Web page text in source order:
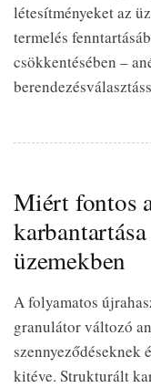
létesítményeket az
termelés
csökkentésében –
Miért fontos
üzemekben
A folyamatos
granulátor változó
szennyeződéseknek
kitéve. Strukturált